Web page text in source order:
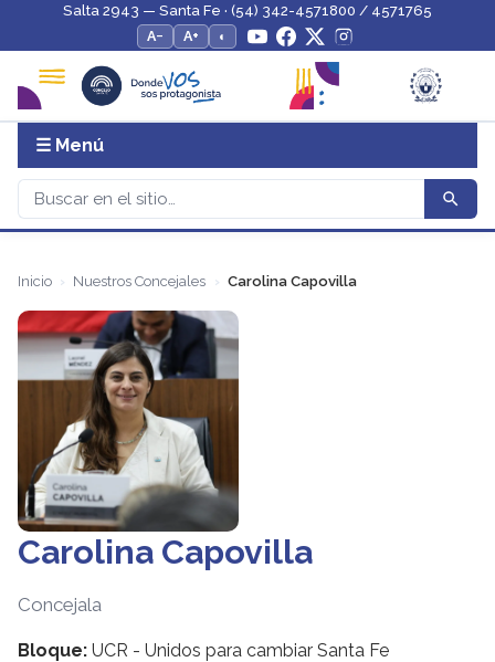
Salta 2943 — Santa Fe · (54) 342-4571800 / 4571765
A−
A+ ◐
☰ Menú
Inicio Nuestros Concejales Carolina Capovilla
Carolina Capovilla
Concejala
Bloque: UCR - Unidos para cambiar Santa Fe